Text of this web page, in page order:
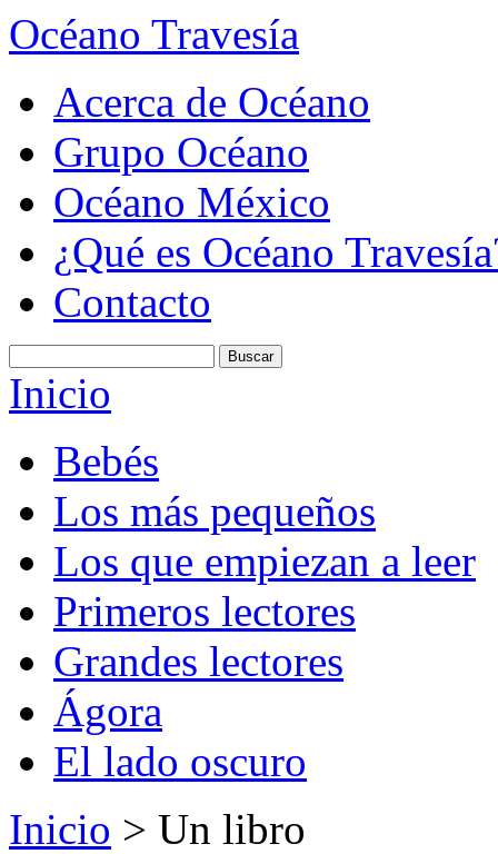
Océano Travesía
Acerca de Océano
Grupo Océano
Océano México
¿Qué es Océano
Contacto
Inicio
Bebés
Los más pequeños
Los que empiezan a leer
Primeros lectores
Grandes lectores
Ágora
El lado oscuro
Inicio > Un libro